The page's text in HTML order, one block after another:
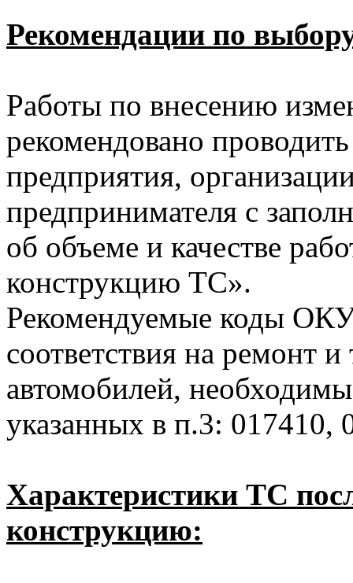
Рекомендации по
Работы по внесению
рекомендовано
предприятия,
предпринимателя с
об объеме и качестве
конструкцию ТС».
Рекомендуемые коды
соответствия на ремонт
автомобилей,
указанных в п.3: 017410,
Характеристики ТС
конструкцию: